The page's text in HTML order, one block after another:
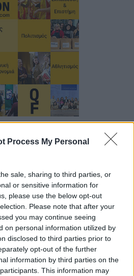
Process My Personal
sale, sharing to third parties, or
or sensitive information for
please use the below opt-out
Please note that after your
you may continue seeing
on personal information utilized by
disclosed to third parties prior to
opt-out of the further
information by third parties on the
This information may